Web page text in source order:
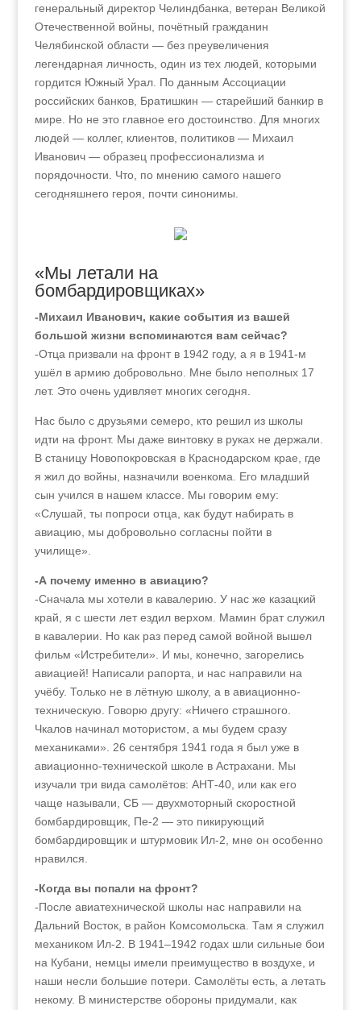
генеральный директор Челиндбанка, ветеран Великой
Отечественной войны, почётный гражданин
Челябинской области — без преувеличения
легендарная личность, один из тех людей, которыми
гордится Южный Урал. По данным Ассоциации
российских банков, Братишкин — старейший банкир в
мире. Но не это главное его достоинство. Для многих
людей — коллег, клиентов, политиков — Михаил
Иванович — образец профессионализма и
порядочности. Что, по мнению самого нашего
сегодняшнего героя, почти синонимы.
«Мы летали на
бомбардировщиках»
-Михаил Иванович, какие события из вашей
большой жизни вспоминаются вам сейчас?
-Отца призвали на фронт в 1942 году, а я в 1941‑м
ушёл в армию добровольно. Мне было неполных 17
лет. Это очень удивляет многих сегодня.
Нас было с друзьями семеро, кто решил из школы
идти на фронт. Мы даже винтовку в руках не держали.
В станицу Новопокровская в Краснодарском крае, где
я жил до войны, назначили военкома. Его младший
сын учился в нашем классе. Мы говорим ему:
«Слушай, ты попроси отца, как будут набирать в
авиацию, мы добровольно согласны пойти в
училище».
-А почему именно в авиацию?
-Сначала мы хотели в кавалерию. У нас же казацкий
край, я с шести лет ездил верхом. Мамин брат служил
в кавалерии. Но как раз перед самой войной вышел
фильм «Истребители». И мы, конечно, загорелись
авиацией! Написали рапорта, и нас направили на
учёбу. Только не в лётную школу, а в авиационно-
техническую. Говорю другу: «Ничего страшного.
Чкалов начинал мотористом, а мы будем сразу
механиками». 26 сентября 1941 года я был уже в
авиационно-технической школе в Астрахани. Мы
изучали три вида самолётов: АНТ-40, или как его
чаще называли, СБ — двухмоторный скоростной
бомбардировщик, Пе-2 — это пикирующий
бомбардировщик и штурмовик Ил-2, мне он особенно
нравился.
-Когда вы попали на фронт?
-После авиатехнической школы нас направили на
Дальний Восток, в район Комсомольска. Там я служил
механиком Ил-2. В 1941–1942 годах шли сильные бои
на Кубани, немцы имели преимущество в воздухе, и
наши несли большие потери. Самолёты есть, а летать
некому. В министерстве обороны придумали, как